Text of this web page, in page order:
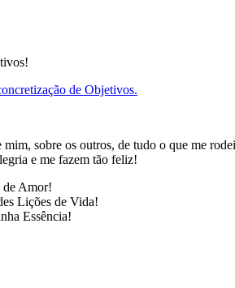
de Objetivos.
sobre os outros, de tudo o que me
e me fazem tão feliz!
de Amor!
Lições de Vida!
Essência!